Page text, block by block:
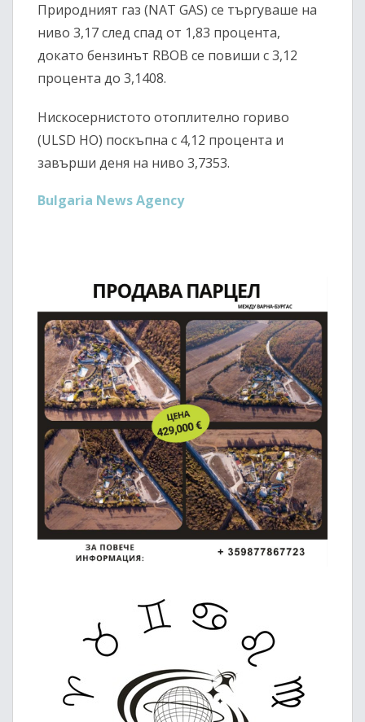
Природният газ (NAT GAS) се търгуваше на
ниво 3,17 след спад от 1,83 процента,
докато бензинът RBOB се повиши с 3,12
процента до 3,1408.
Нискосернистото отоплително гориво
(ULSD HO) поскъпна с 4,12 процента и
завърши деня на ниво 3,7353.
Bulgaria News Agency